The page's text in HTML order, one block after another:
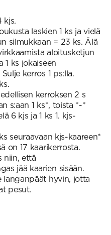
kjs.
laskien 1 ks ja vielä
silmukkaan = 23 ks. Älä
aloitusketjun
1 ks jokaiseen
kerros 1 ps:lla.
kerroksen 2 s
s:aan 1 ks*, toista *-*
6 kjs ja 1 ks 1. kjs-
seuraavaan kjs-kaareen*
on 17 kaarikerrosta.
niin, että
jää kaarien sisään.
langanpäät hyvin, jotta
pesut.